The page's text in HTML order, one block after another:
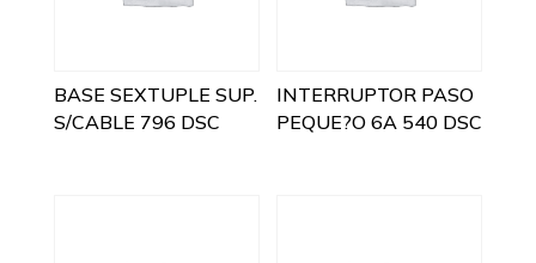
BASE SEXTUPLE SUP.
S/CABLE 796 DSC
INTERRUPTOR PASO
PEQUE?O 6A 540 DSC